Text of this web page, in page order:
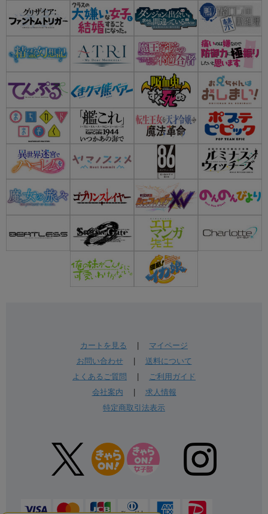
カートを見る
マイページ
お問い合わせ| 送料について
よくあるご質問
ご利用ガイド
会社案内
求人情報
特定商取引法表示